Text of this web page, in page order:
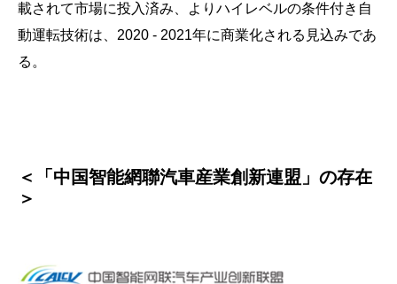
載されて市場に投入済み、よりハイレベルの条件付き自
動運転技術は、2020 - 2021年に商業化される見込みであ
る。
＜「中国智能網聯汽車産業創新連盟」の存在
＞